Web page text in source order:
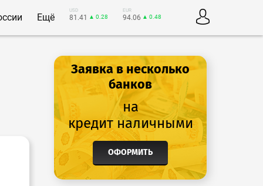
Ещё
USD
81.41 ▲ 0.28
EUR
94.06 ▲ 0.48
Заявка в несколько
банков
на
кредит наличными
ОФОРМИТЬ